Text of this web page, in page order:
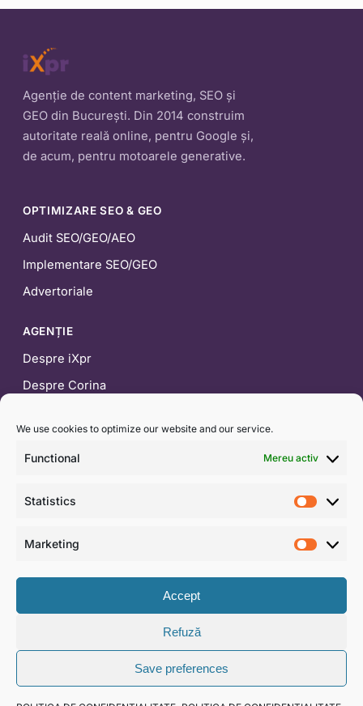
We use cookies to optimize our website and our service.
Functional Mereu activ
Statistics
Marketing
Accept
Refuză
Save preferences
Agenție de content marketing, SEO și
GEO din București. Din 2014 construim
autoritate reală online, pentru Google și,
de acum, pentru motoarele generative.
OPTIMIZARE SEO & GEO
Audit SEO/GEO/AEO
Implementare SEO/GEO
Advertoriale
AGENȚIE
Despre iXpr
Despre Corina
CONTACT
contact@ixpr.ro
© 2026 IXPR DEVELOPMENT & CONSULTING SRL · CUI
RO30062897
Termeni și condiții·Politică de confidențialitate·SAL —